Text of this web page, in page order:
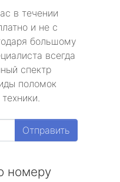
в течении
и не с
большому
всегда
спектр
поломок
Отправить
номеру